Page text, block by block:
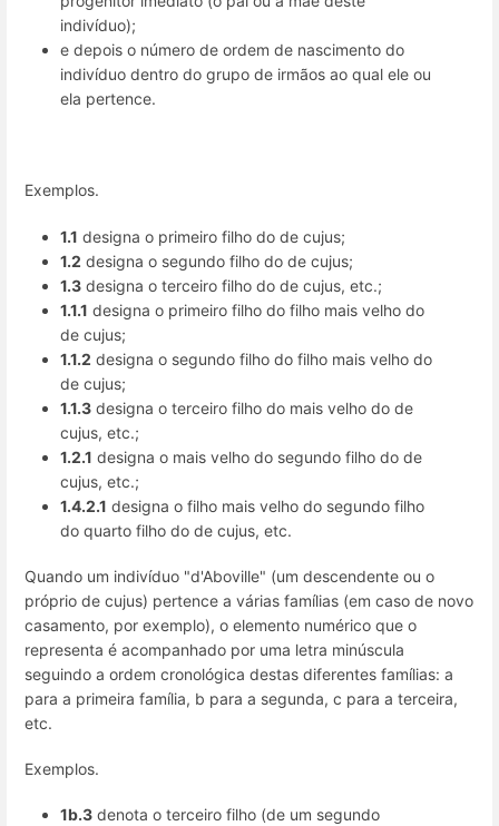
indivíduo);
e depois o número de ordem de nascimento do
indivíduo dentro do grupo de irmãos ao qual ele ou
ela pertence.
Exemplos.
1.1 designa o primeiro filho do de cujus;
1.2 designa o segundo filho do de cujus;
1.3 designa o terceiro filho do de cujus, etc.;
1.1.1 designa o primeiro filho do filho mais velho do
de cujus;
1.1.2 designa o segundo filho do filho mais velho do
de cujus;
1.1.3 designa o terceiro filho do mais velho do de
cujus, etc.;
1.2.1 designa o mais velho do segundo filho do de
cujus, etc.;
1.4.2.1 designa o filho mais velho do segundo filho
do quarto filho do de cujus, etc.
Quando um indivíduo "d'Aboville" (um descendente ou o
próprio de cujus) pertence a várias famílias (em caso de novo
casamento, por exemplo), o elemento numérico que o
representa é acompanhado por uma letra minúscula
seguindo a ordem cronológica destas diferentes famílias: a
para a primeira família, b para a segunda, c para a terceira,
etc.
Exemplos.
1b.3 denota o terceiro filho (de um segundo